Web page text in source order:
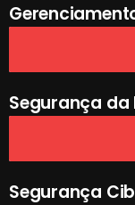
Segurança
Segurança